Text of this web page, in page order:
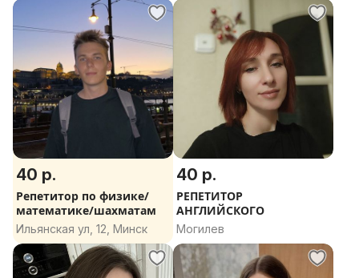
40 р.
Репетитор по физике/
математике/шахматам
Ильянская ул, 12, Минск
40 р.
РЕПЕТИТОР
АНГЛИЙСКОГО
Могилев